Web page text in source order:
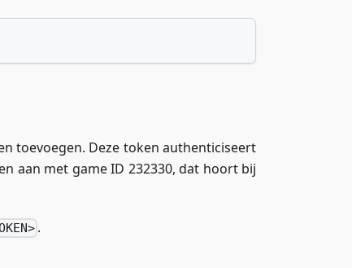
toevoegen. Deze token authenticiseert
aan met game ID 232330, dat hoort bij
.